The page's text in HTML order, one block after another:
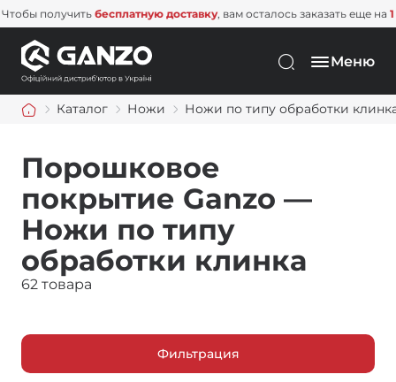
получитьбесплатную доставку, вам осталось заказать еще на1 500
Меню
Каталог Ножи Ножи по типу обработки
Порошковое
покрытие Ganzo —
Ножи по типу
обработки клинка
62 товара
Фильтрация